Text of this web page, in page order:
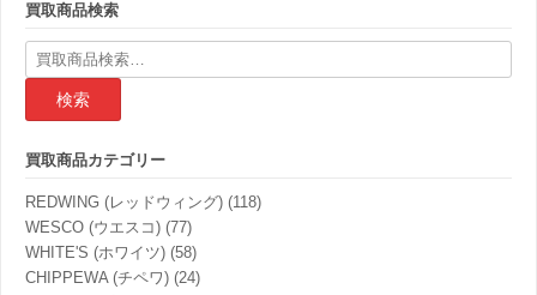
買取商品検索
検
索
果:
買取商品カテゴリー
REDWING (レッドウィング) (118)
WESCO (ウエスコ) (77)
WHITE'S (ホワイツ) (58)
CHIPPEWA (チペワ) (24)